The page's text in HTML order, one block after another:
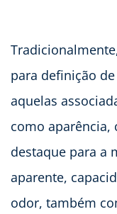
para definição
aquelas
como aparência,
destaque para a
aparente,
odor, também